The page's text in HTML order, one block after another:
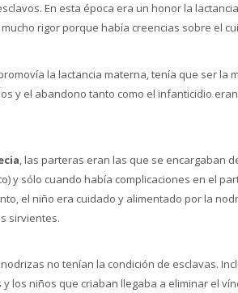
En esta época era un honor la
rigor porque había creencias sobre el
la lactancia materna, tenía que ser la
y el abandono tanto como el infanticidio
, las parteras eran las que se encargaban
y sólo cuando había complicaciones en el
el niño era cuidado y alimentado por la
sirvientes.
no tenían la condición de esclavas.
los niños que criaban llegaba a eliminar el